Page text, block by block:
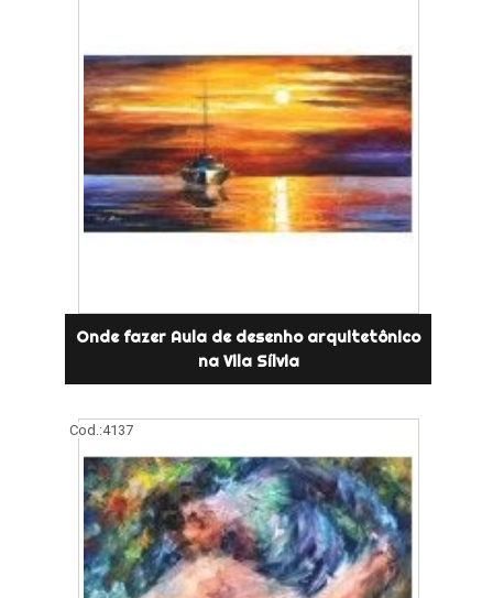
Onde fazer Aula de desenho arquitetônico
na Vila Sílvia
Cod.:4137